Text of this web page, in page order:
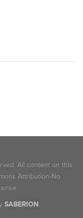
All content on this
Attribution-No
SABERION